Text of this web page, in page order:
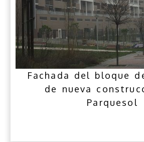
Fachada del bloque
de nueva
Parquesol